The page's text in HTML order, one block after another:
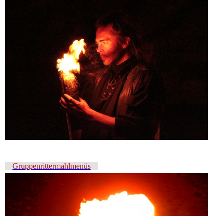
Gruppenrittermahlmenüs